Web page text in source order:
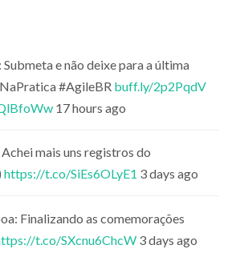
e não deixe para a última
#AgileBR buff.ly/2p2PqdV
17 hours ago
mais uns registros do
https://t.co/SiEs6OLyE1 3 days ago
Finalizando as comemorações
t.co/SXcnu6ChcW 3 days ago